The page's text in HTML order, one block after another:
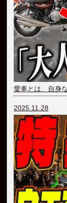
愛車とは、自身
2025.11.28